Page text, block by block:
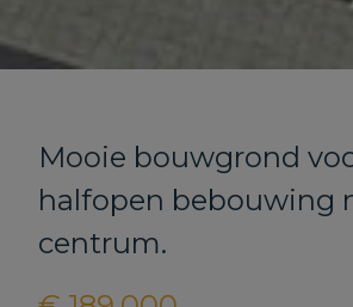
Mooie bouwgrond
halfopen bebouwing
centrum.